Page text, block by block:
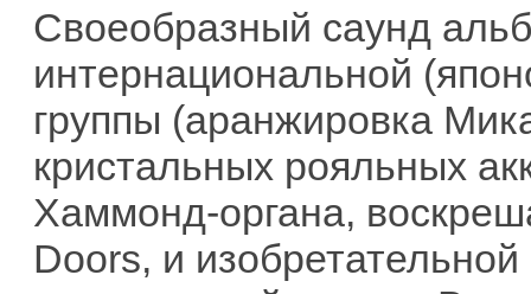
Своеобразный саунд
интернациональной
группы (аранжировка
кристальных рояльных
Хаммонд-органа,
Doors, и